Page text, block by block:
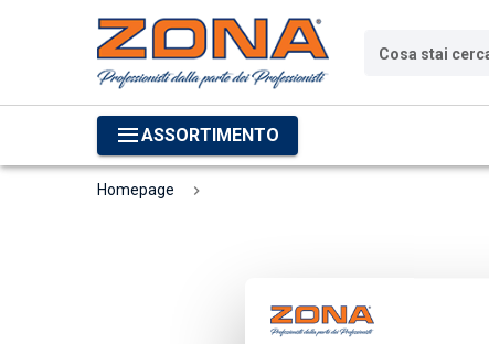
Cosa stai
ASSORTIMENTO
Homepage